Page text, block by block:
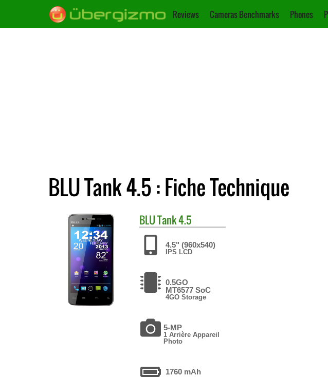
Reviews Cameras Benchmarks Phones
BLU Tank 4.5 : Fiche Technique
BLUTank 4.5
4.5" (960x540)
IPS LCD
0.5GO
MT6577 SoC
4GO Storage
5-MP
1 Arrière Appareil
Photo
1760 mAh